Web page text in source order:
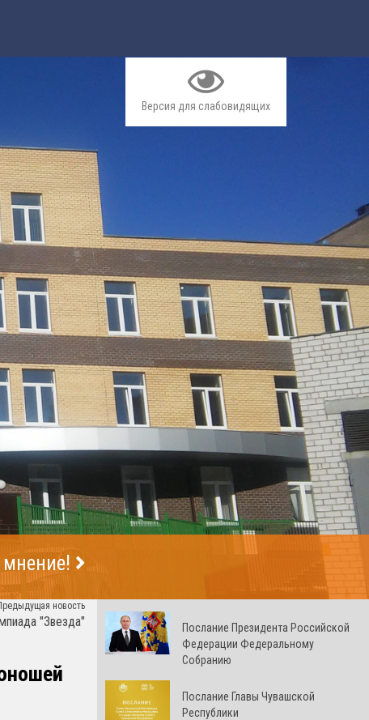
Версия для слабовидящих
новость
"Звезда"
Послание Президента Российской
Федерации Федеральному
Собранию
Послание Главы Чувашской
Республики